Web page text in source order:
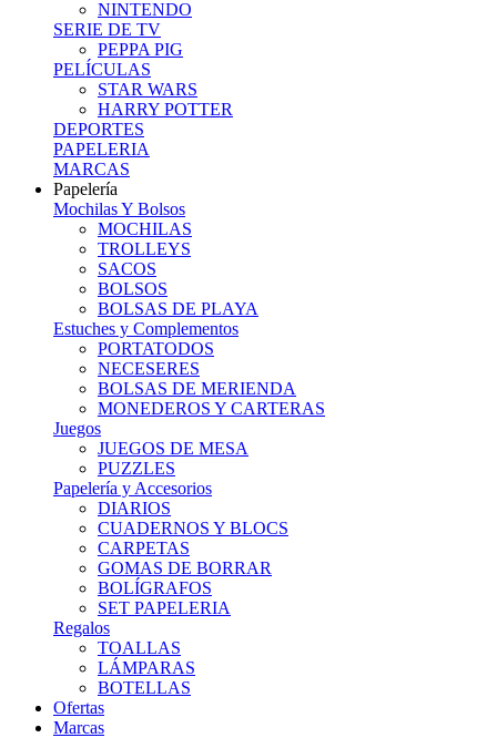
NINTENDO
SERIE DE TV
PEPPA PIG
PELÍCULAS
STAR WARS
HARRY POTTER
DEPORTES
PAPELERIA
MARCAS
Papelería
Mochilas Y Bolsos
MOCHILAS
TROLLEYS
SACOS
BOLSOS
BOLSAS DE PLAYA
Estuches y Complementos
PORTATODOS
NECESERES
BOLSAS DE MERIENDA
MONEDEROS Y CARTERAS
Juegos
JUEGOS DE MESA
PUZZLES
Papelería y Accesorios
DIARIOS
CUADERNOS Y BLOCS
CARPETAS
GOMAS DE BORRAR
BOLÍGRAFOS
SET PAPELERIA
Regalos
TOALLAS
LÁMPARAS
BOTELLAS
Ofertas
Marcas